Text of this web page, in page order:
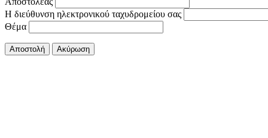
Η διεύθυνση ηλεκτρονικού ταχυδρομείου σας
Θέμα
Αποστολή Ακύρωση